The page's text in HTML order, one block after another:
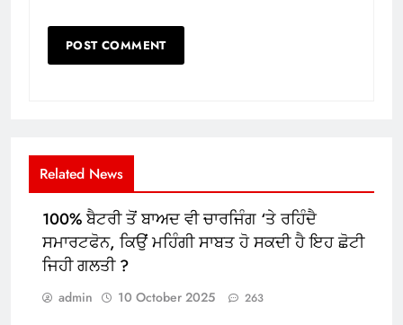
Related News
100% ਬੈਟਰੀ ਤੋਂ ਬਾਅਦ ਵੀ ਚਾਰਜਿੰਗ ‘ਤੇ ਰਹਿੰਦੈ
ਸਮਾਰਟਫੋਨ, ਕਿਉਂ ਮਹਿੰਗੀ ਸਾਬਤ ਹੋ ਸਕਦੀ ਹੈ ਇਹ ਛੋਟੀ
ਜਿਹੀ ਗਲਤੀ ?
admin 10 October 2025 263